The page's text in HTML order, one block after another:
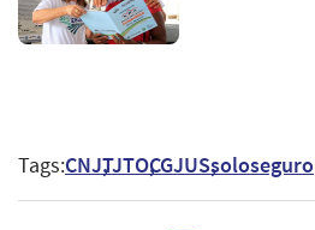
Tags:CNJTJTOCGJUSsoloseguro